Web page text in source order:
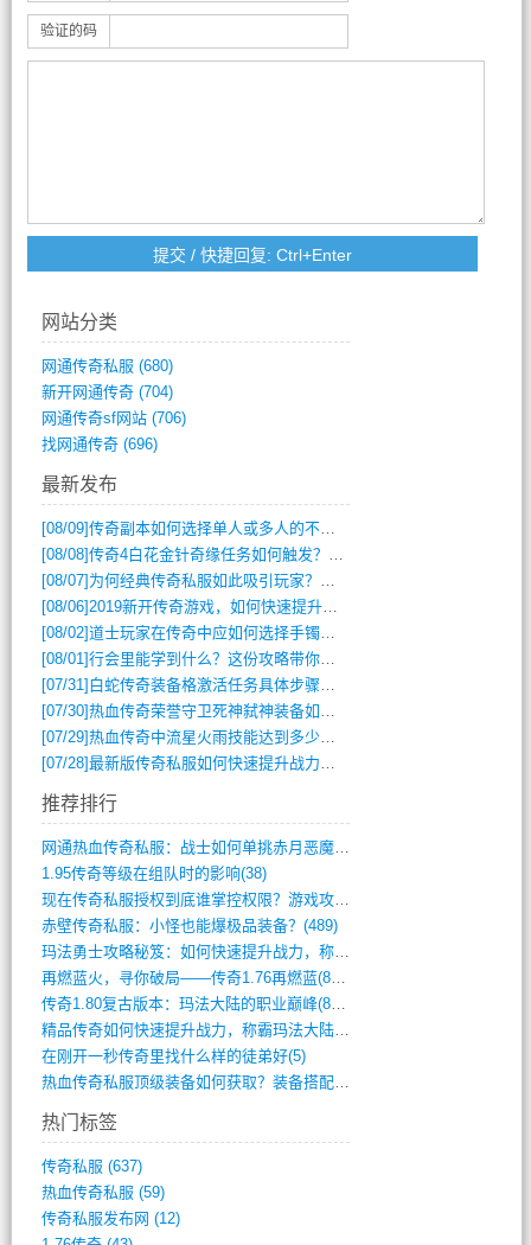
验证的码
网站分类
网通传奇私服 (680)
新开网通传奇(704)
网通传奇sf网站(706)
找网通传奇(696)
最新发布
[08/09]传奇副本如何选择单人或多人的不同模式？
[08/08]传奇4白花金针奇缘任务如何触发？完整攻略解析
[08/07] 为何经典传奇私服如此吸引玩家？深度攻略解析
[08/06]2019新开传奇游戏，如何快速提升角色等级？
[08/02]道士玩家在传奇中应如何选择手镯装备？
[08/01]行会里能学到什么？这份攻略带你全掌握
[07/31] 白蛇传奇装备格激活任务具体步骤是什么？如何完成？
[07/30]热血传奇荣誉守卫死神弑神装备如何获取与佩戴攻略？
[07/29]热血传奇中流星火雨技能达到多少级可以开始练装备？
[07/28]最新版传奇私服如何快速提升战力与获取稀有装备？
推荐排行
网通热血传奇私服：战士如何单挑赤月恶魔？(311)
1.95传奇等级在组队时的影响(38)
现在传奇私服授权到底谁掌控权限？游戏攻略(789)
赤壁传奇私服：小怪也能爆极品装备？(489)
玛法勇士攻略秘笈：如何快速提升战力，称霸(717)
再燃蓝火，寻你破局——传奇1.76再燃蓝(893)
传奇1.80复古版本：玛法大陆的职业巅峰(873)
精品传奇如何快速提升战力，称霸玛法大陆？(392)
在刚开一秒传奇里找什么样的徒弟好(5)
热血传奇私服顶级装备如何获取？装备搭配与(688)
热门标签
传奇私服 (637)
热血传奇私服 (59)
传奇私服发布网 (12)